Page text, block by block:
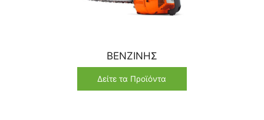
ΒΕΝΖΙΝΗΣ
Δείτε τα Προϊόντα